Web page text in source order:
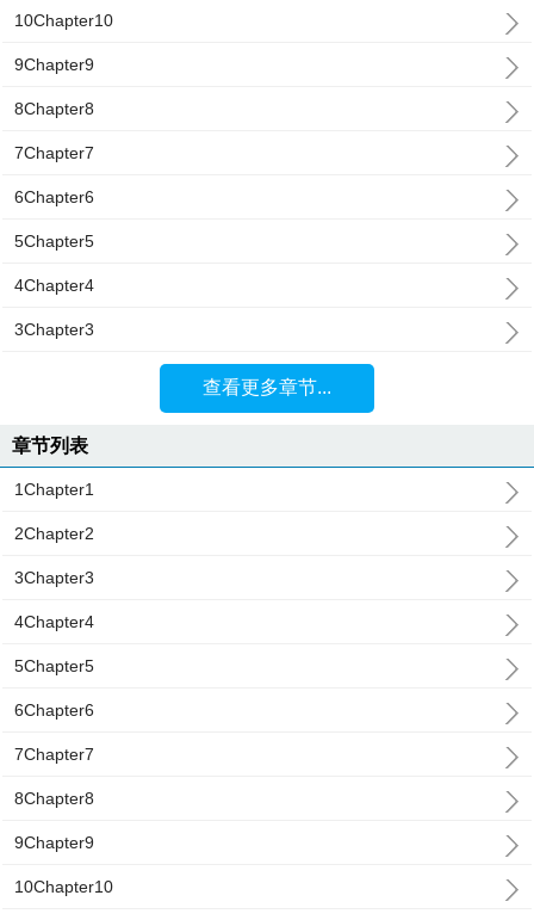
10Chapter10
9Chapter9
8Chapter8
7Chapter7
6Chapter6
5Chapter5
4Chapter4
3Chapter3
查看更多章节...
章节列表
1Chapter1
2Chapter2
3Chapter3
4Chapter4
5Chapter5
6Chapter6
7Chapter7
8Chapter8
9Chapter9
10Chapter10